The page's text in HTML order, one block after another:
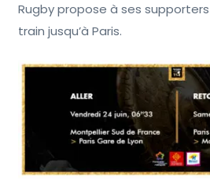
Rugby propose à ses
train jusqu’à Paris.